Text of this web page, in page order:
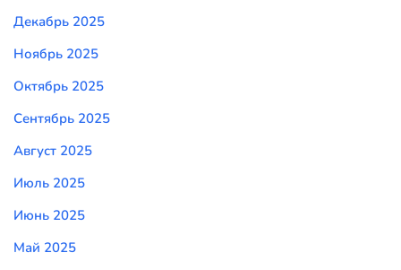
Декабрь 2025
Ноябрь 2025
Октябрь 2025
Сентябрь 2025
Август 2025
Июль 2025
Июнь 2025
Май 2025